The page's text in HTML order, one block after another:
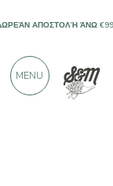
ΑΠΟΣΤΟΛΉ ΆΝΩ
ΠΡΟΪΌΝΤΑ ΑΠΌ
MENU